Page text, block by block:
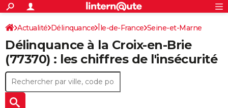
ACTUALITÉS
Politique
Société
Faits Divers
Education
Monde
Villes
+
SPORT
Coupe du monde 2026
Football
Tennis
Cyclisme
Rugby
Forum
Programme TV
TNT
Streaming
Cinéma
Sorties cinéma
Musique
+
FINANCE
Retraite
Impôts
Epargne
Immobilier
Risques naturels par ville
Banque
Assurance
Crédit
AUTO
Rechercher
S'inscrire
Connexion
Actualité Délinquance Île-de-France Seine-et-Marne
La Croix-en-Brie
Délinquance à la Croix-en-Brie
(77370) : les chiffres de l'insécurité